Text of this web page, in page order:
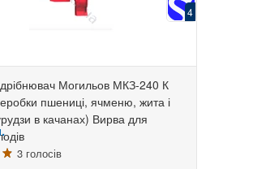
4
Могильов МКЗ-240 К
пшениці, ячменю, жита і
в качанах) Вирва для
3 голосів